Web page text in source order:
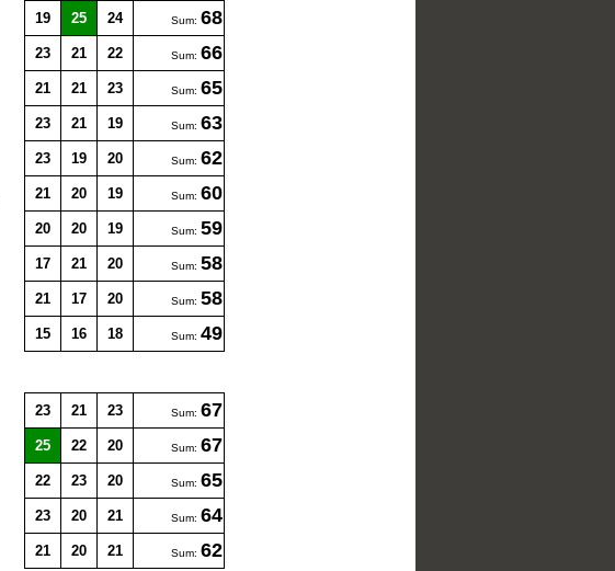
19 25 24 Sum: 68
23 21 22 Sum: 66
21 21 23 Sum: 65
23 21 19 Sum: 63
23 19 20 Sum: 62
21 20 19 Sum: 60
20 20 19 Sum: 59
17 21 20 Sum: 58
21 17 20 Sum: 58
15 16 18 Sum: 49
23 21 23 Sum: 67
25 22 20 Sum: 67
22 23 20 Sum: 65
23 20 21 Sum: 64
21 20 21 Sum: 62